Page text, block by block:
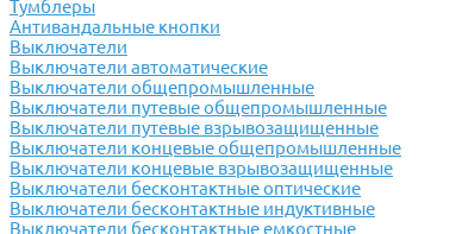
Тумблеры
Антивандальные кнопки
Выключатели
Выключатели автоматические
Выключатели общепромышленные
Выключатели путевые общепромышленные
Выключатели путевые взрывозащищенные
Выключатели концевые общепромышленные
Выключатели концевые взрывозащищенные
Выключатели бесконтактные оптические
Выключатели бесконтактные индуктивные
Выключатели бесконтактные емкостные